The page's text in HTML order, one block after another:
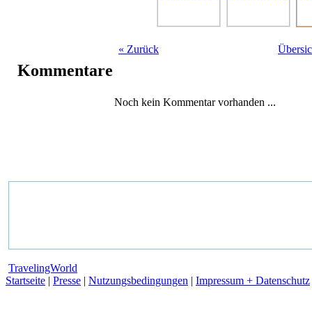
« Zurück
Kommentare
Noch kein Kommentar vorhanden ...
TravelingWorld
Startseite | Presse | Nutzungsbedingungen | Impressum + Datenschutz